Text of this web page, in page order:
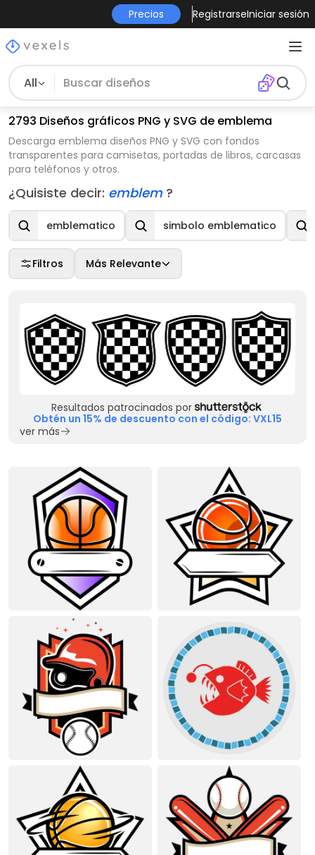
Precios RegistrarseIniciar sesión
All
2793 Diseños gráficos PNG y SVG de emblema
Descarga emblema diseños PNG y SVG con fondos
transparentes para camisetas, portadas de libros, carcasas
para teléfonos y otros.
¿Quisiste decir: emblem ?
emblematico simbolo emblematico
Filtros Más Relevante
Resultados patrocinados por
Obtén un 15% de descuento con el código: VXL15
ver más